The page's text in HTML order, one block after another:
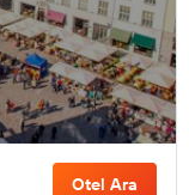
Otel Ara